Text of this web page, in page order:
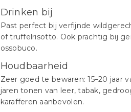
Drinken bij
Past perfect bij verfijnde
of truffelrisotto. Ook prachtig bij
ossobuco.
Houdbaarheid
Zeer goed te bewaren: 15–20 jaar
jaren tonen van leer, tabak,
karafferen aanbevolen.